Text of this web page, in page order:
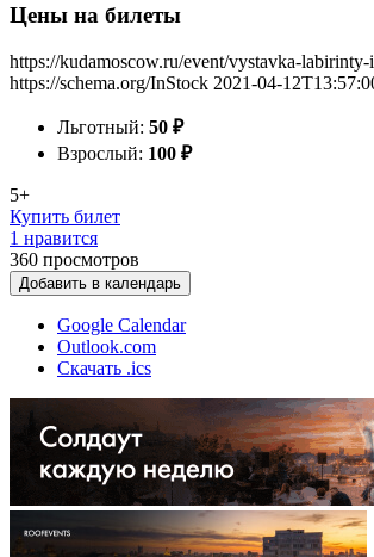
Цены на билеты
https://kudamoscow.ru/event/vystavka-
https://schema.org/InStock 2021-04-
Льготный: 50 ₽
Взрослый: 100 ₽
5+
Купить билет
1 нравится
360 просмотров
Добавить в календарь
Google Calendar
Outlook.com
Скачать .ics